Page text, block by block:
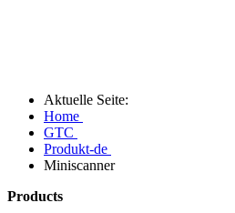
Aktuelle Seite:
Home
GTC
Produkt-de
Miniscanner
Products